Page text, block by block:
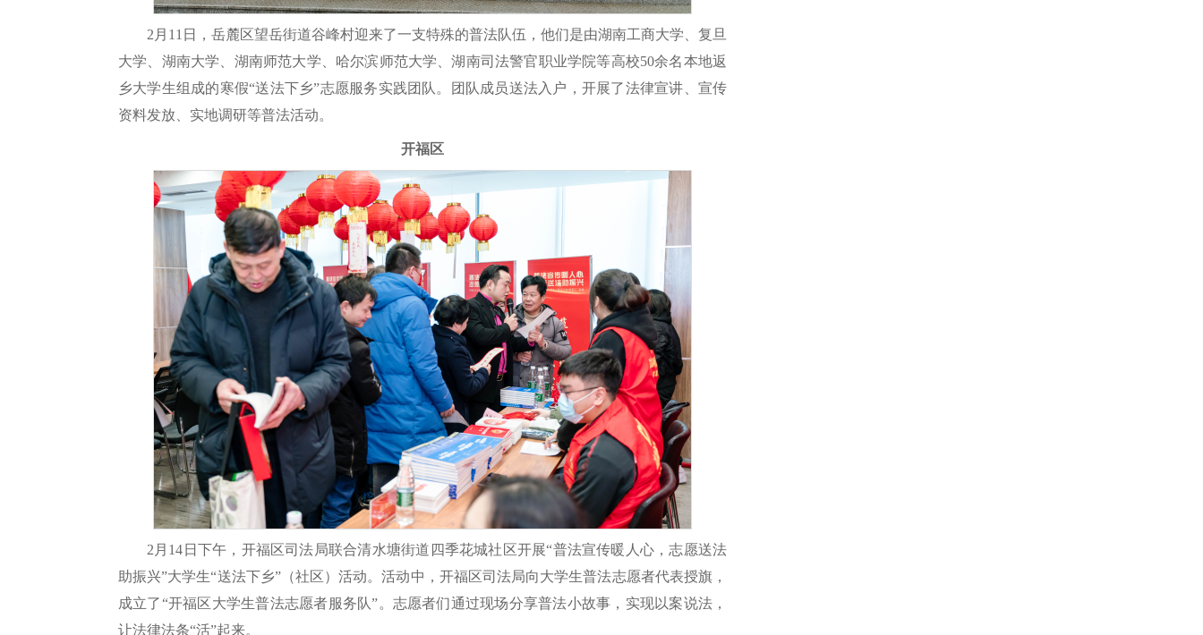
2月11日，岳麓区望岳街道谷峰村迎来了一支特殊的普法队伍，他们是由湖南工商大学、复旦
大学、湖南大学、湖南师范大学、哈尔滨师范大学、湖南司法警官职业学院等高校50余名本地返
乡大学生组成的寒假“送法下乡”志愿服务实践团队。团队成员送法入户，开展了法律宣讲、宣传
资料发放、实地调研等普法活动。
开福区
2月14日下午，开福区司法局联合清水塘街道四季花城社区开展“普法宣传暖人心，志愿送法
助振兴”大学生“送法下乡”（社区）活动。活动中，开福区司法局向大学生普法志愿者代表授旗，
成立了“开福区大学生普法志愿者服务队”。志愿者们通过现场分享普法小故事，实现以案说法，
让法律法条“活”起来。